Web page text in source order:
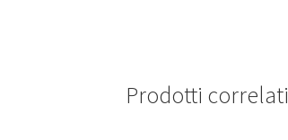
Prodotti correlati